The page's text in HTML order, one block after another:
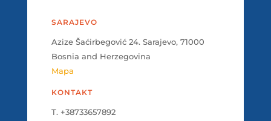
SARAJEVO
Azize Šaćirbegović 24. Sarajevo, 71000
Bosnia and Herzegovina
Mapa
KONTAKT
T. +38733657892